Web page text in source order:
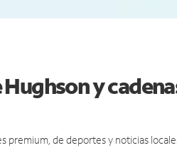
y
premium, de deportes y noticias